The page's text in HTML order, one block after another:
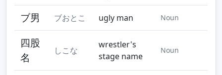
ブ男 ブおとこ ugly man Noun
四股
名
しこな
wrestler's
stage name
Noun